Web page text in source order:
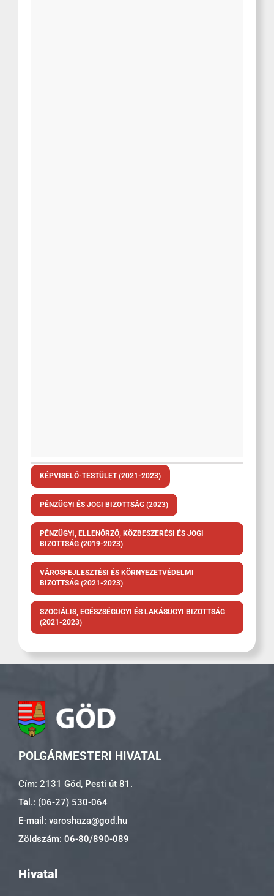
KÉPVISELŐ-TESTÜLET (2021-2023)
PÉNZÜGYI ÉS JOGI BIZOTTSÁG (2023)
PÉNZÜGYI, ELLENŐRZŐ, KÖZBESZERÉSI ÉS JOGI
BIZOTTSÁG (2019-2023)
VÁROSFEJLESZTÉSI ÉS KÖRNYEZETVÉDELMI
BIZOTTSÁG (2021-2023)
SZOCIÁLIS, EGÉSZSÉGÜGYI ÉS LAKÁSÜGYI BIZOTTSÁG
(2021-2023)
POLGÁRMESTERI HIVATAL
Cím: 2131 Göd, Pesti út 81.
Tel.: (06-27) 530-064
E-mail: varoshaza@god.hu
Zöldszám: 06-80/890-089
Hivatal